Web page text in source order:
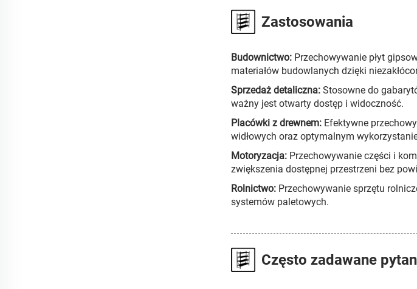
Zastosowania
Budownictwo: Przechowywanie płyt
materiałów budowlanych dzięki
Sprzedaż detaliczna: Stosowne do
ważny jest otwarty dostęp i widoczność.
Placówki z drewnem: Efektywne
widłowych oraz optymalnym
Motoryzacja: Przechowywanie części i
zwiększenia dostępnej przestrzeni bez
Rolnictwo: Przechowywanie sprzętu
systemów paletowych.
Często zadawane